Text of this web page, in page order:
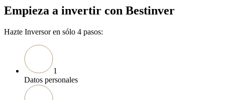
Empieza a invertir con Bestinver
Hazte Inversor en sólo 4 pasos:
1
Datos personales